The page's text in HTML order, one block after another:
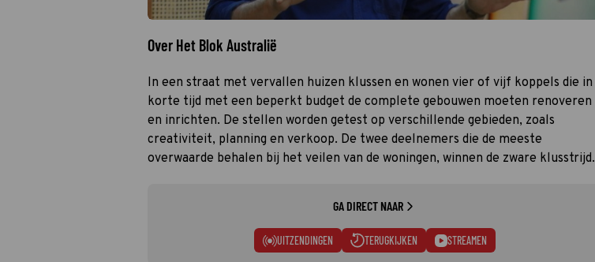
Over Het Blok Australië
In een straat met vervallen huizen klussen en wonen vier of vijf koppels die in
korte tijd met een beperkt budget de complete gebouwen moeten renoveren
en inrichten. De stellen worden getest op verschillende gebieden, zoals
creativiteit, planning en verkoop. De twee deelnemers die de meeste
overwaarde behalen bij het veilen van de woningen, winnen de zware klusstrijd.
GA DIRECT NAAR
UITZENDINGEN TERUGKIJKEN STREAMEN